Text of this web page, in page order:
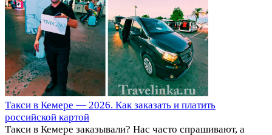
Такси в Кемере — 2026. Как заказать и платить
российской картой
Такси в Кемере заказывали? Нас часто спрашивают, а